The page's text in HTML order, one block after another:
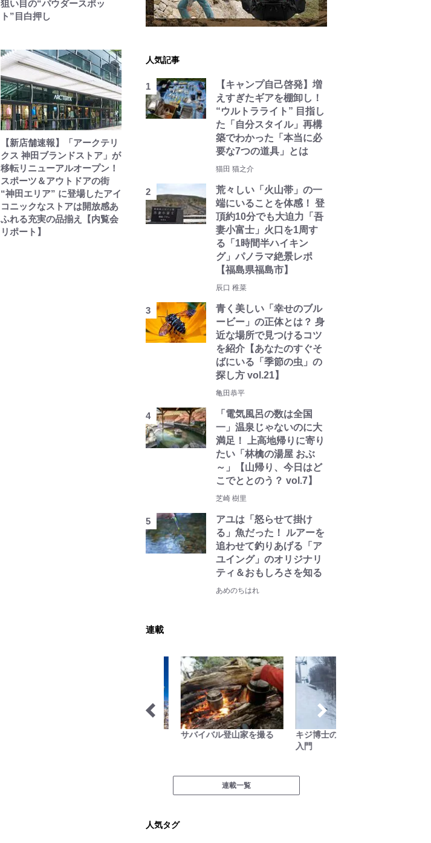
狙い目の“パウダースポッ
ト”目白押し
【新店舗速報】「アークテリ
クス 神田ブランドストア」が
移転リニューアルオープン！
スポーツ＆アウトドアの街
“神田エリア” に登場したアイ
コニックなストアは開放感あ
ふれる充実の品揃え【内覧会
リポート】
人気記事
【キャンプ自己啓発】増
えすぎたギアを棚卸し！
“ウルトラライト” 目指し
た「自分スタイル」再構
築でわかった「本当に必
要な7つの道具」とは
猫田 猫之介
荒々しい「火山帯」の一
端にいることを体感！ 登
頂約10分でも大迫力「吾
妻小富士」火口を1周す
る「1時間半ハイキン
グ」パノラマ絶景レポ
【福島県福島市】
辰口 稚菜
青く美しい「幸せのブル
ービー」の正体とは？ 身
近な場所で見つけるコツ
を紹介【あなたのすぐそ
ばにいる「季節の虫」の
探し方 vol.21】
亀田恭平
「電気風呂の数は全国
一」温泉じゃないのに大
満足！ 上高地帰りに寄り
たい「林檎の湯屋 おぶ
～」【山帰り、今日はど
こでととのう？ vol.7】
芝崎 樹里
アユは「怒らせて掛け
る」魚だった！ ルアーを
追わせて釣りあげる「ア
ユイング」のオリジナリ
ティ＆おもしろさを知る
あめのちはれ
連載
サバイバル登山家を撮る
キジ博士のナチュラリスト
入門
連載一覧
人気タグ